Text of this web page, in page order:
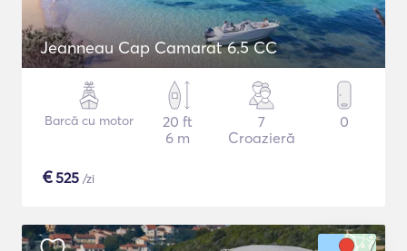
Jeanneau Cap Camarat 6.5 CC
Barcă cu motor
20 ft
6 m
7
Croazieră
0
€525 /zi